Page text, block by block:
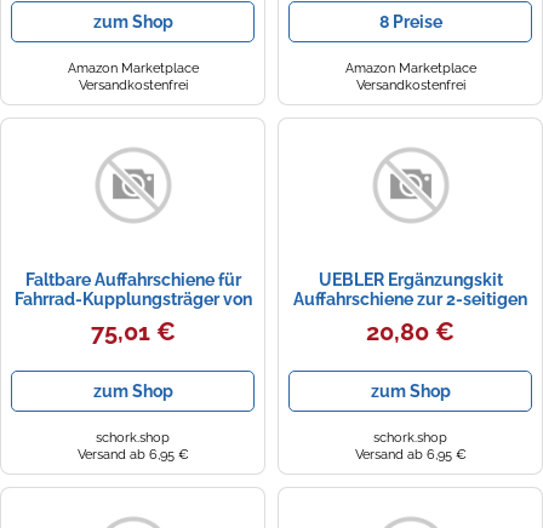
zum Shop
Amazon Marketplace
Versandkostenfrei
8 Preise
Amazon Marketplace
Versandkostenfrei
Faltbare Auffahrschiene für
Fahrrad-Kupplungsträger von
UEBLER inklusive
Tragetasche
75,01 €
zum Shop
schork.shop
Versand ab 6,95 €
UEBLER Ergänzungskit
Auffahrschiene zur 2-seitigen
Befestigung - Ideal für Uebler
19480 und 19510 Fa
20,80 €
zum Shop
schork.shop
Versand ab 6,95 €